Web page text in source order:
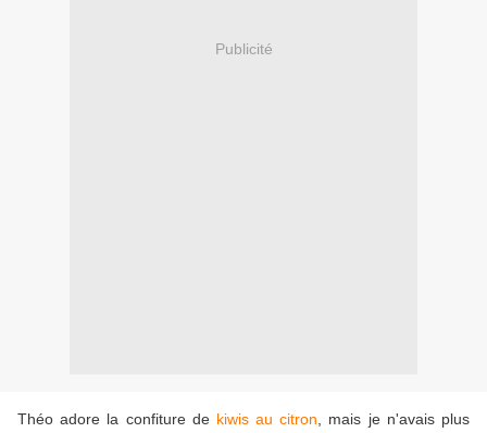
Publicité
Théo adore la confiture de kiwis au citron , mais je n'avais plus